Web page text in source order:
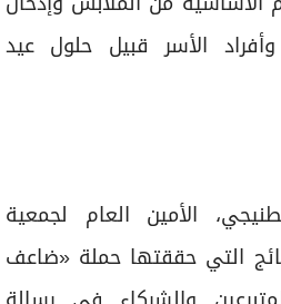
الأسر قبيل حلول عيد
الأمين العام لجمعية
التي حققتها حملة «ضاعف